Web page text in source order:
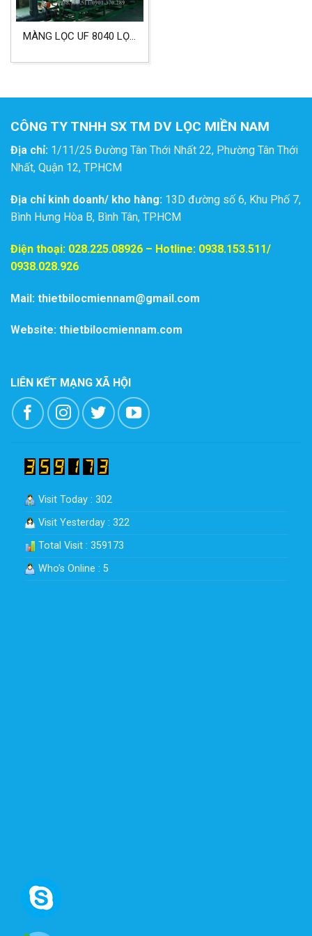
MÀNG LỌC UF 8040 LỌC
DƯỢC PHẨM
CÔNG TY TNHH SX TM DV LỌC MIỀN NAM
Địa chỉ: 1/11/25 Đường Tân Thới Nhất 22, Phường Tân Thới
Nhất, Quận 12, TP.HCM
Địa chỉ kinh doanh/ kho hàng: 13D đường số 6, Khu Phố 7,
Bình Hưng Hòa B, Bình Tân, TP.HCM
Điện thoại: 028.225.08926 – Hotline: 0938.153.511/
0938.028.926
Mail: thietbilocmiennam@gmail.com
Website: thietbilocmiennam.com
LIÊN KẾT MẠNG XÃ HỘI
Visit Today : 302
Visit Yesterday : 322
Total Visit : 359173
Who's Online : 5